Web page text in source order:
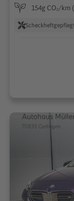
154g CO₂/km
Scheckheftgepflegt